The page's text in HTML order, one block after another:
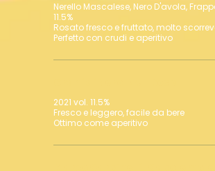
Nerello Mascalese, Nero D'avola,
11.5%
Rosato fresco e fruttato, molto
Perfetto con crudi e aperitivo
2021 vol. 11.5%
Fresco e leggero, facile da bere